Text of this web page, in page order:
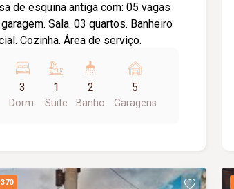
de esquina antiga com: 05 vagas
Sala. 03 quartos. Banheiro
Cozinha. Área de serviço.
3
Dorm.
1
Suite
2
Banho
5
Garagens